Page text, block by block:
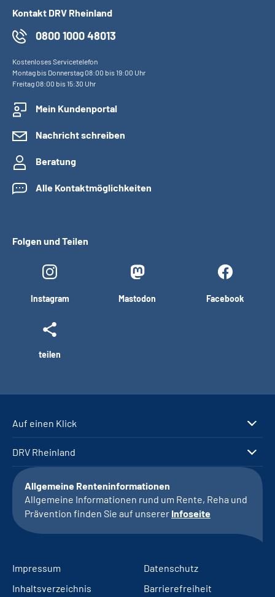
Kontakt DRV Rheinland
0800 1000 48013
Kostenloses Servicetelefon
Montag bis Donnerstag 08:00 bis 19:00 Uhr
Freitag 08:00 bis 15:30 Uhr
Mein Kundenportal
Nachricht schreiben
Beratung
Alle Kontaktmöglichkeiten
Folgen und Teilen
Instagram Mastodon Facebook
teilen
Auf einen Klick
DRV Rheinland
Allgemeine Renteninformationen
Allgemeine Informationen rund um Rente, Reha und
Prävention finden Sie auf unserer Infoseite
Impressum
Datenschutz
Inhaltsverzeichnis
Barrierefreiheit